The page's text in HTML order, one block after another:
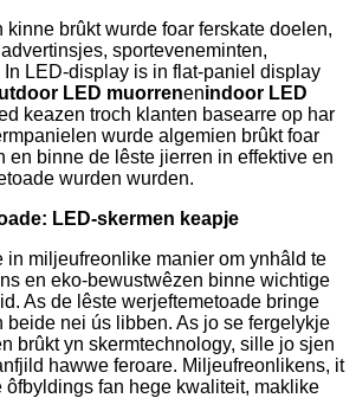
kinne brûkt wurde foar ferskate doelen,
sporteveneminten,
In LED-display is in flat-paniel display
LED muorrenenindoor LED
keazen troch klanten basearre op har
wurde algemien brûkt foar
en binne de lêste jierren in effektive en
wurden wurden.
LED-skermen keapje
in miljeufreonlike manier om ynhâld te
en eko-bewustwêzen binne wichtige
As de lêste werjeftemetoade bringe
beide nei ús libben. As jo ​​se fergelykje
brûkt yn skermtechnology, sille jo sjen
hawwe feroare. Miljeufreonlikens, it
ôfbyldings fan hege kwaliteit, maklike